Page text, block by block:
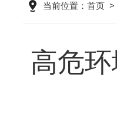
当前位置： 首页 >
高危